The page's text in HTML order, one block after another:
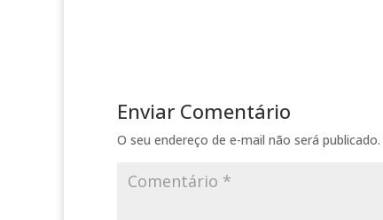
Enviar Comentário
O seu endereço de e-mail não será publicado.